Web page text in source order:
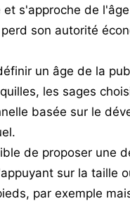
et s'approche de
son autorité
un âge de la
les sages
basée sur le
de proposer une
sur la taille
par exemple